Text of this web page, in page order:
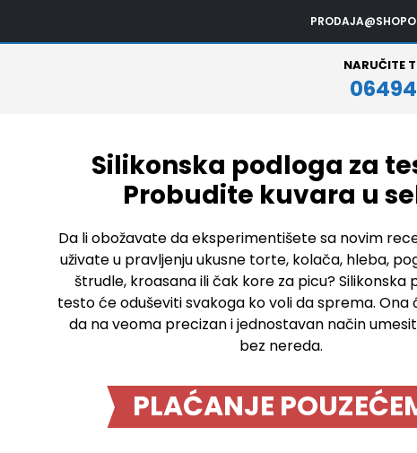
NARUČITE
Silikonska podloga za
Probudite kuvara u
Da li obožavate da eksperimentišete sa novim
uživate u pravljenju ukusne torte, kolača, hleba,
štrudle, kroasana ili čak kore za picu? Silikonska
testo će oduševiti svakoga ko voli da sprema. Ona
da na veoma precizan i jednostavan način
bez nereda.
PLAĆANJE